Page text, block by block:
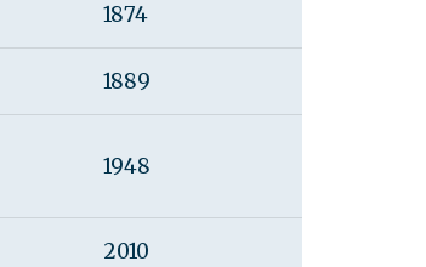
1874
1889
1948
2010